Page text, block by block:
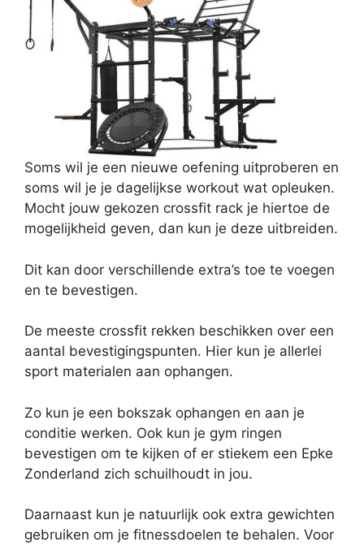
Soms wil je een nieuwe oefening uitproberen en
soms wil je je dagelijkse workout wat opleuken.
Mocht jouw gekozen crossfit rack je hiertoe de
mogelijkheid geven, dan kun je deze uitbreiden.
Dit kan door verschillende extra’s toe te voegen
en te bevestigen.
De meeste crossfit rekken beschikken over een
aantal bevestigingspunten. Hier kun je allerlei
sport materialen aan ophangen.
Zo kun je een bokszak ophangen en aan je
conditie werken. Ook kun je gym ringen
bevestigen om te kijken of er stiekem een Epke
Zonderland zich schuilhoudt in jou.
Daarnaast kun je natuurlijk ook extra gewichten
gebruiken om je fitnessdoelen te behalen. Voor